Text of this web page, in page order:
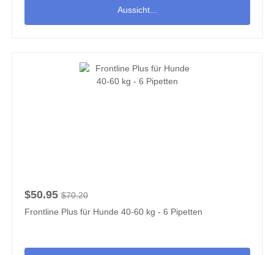
Aussicht...
$50.95 $70.20
Frontline Plus für Hunde 40-60 kg - 6 Pipetten